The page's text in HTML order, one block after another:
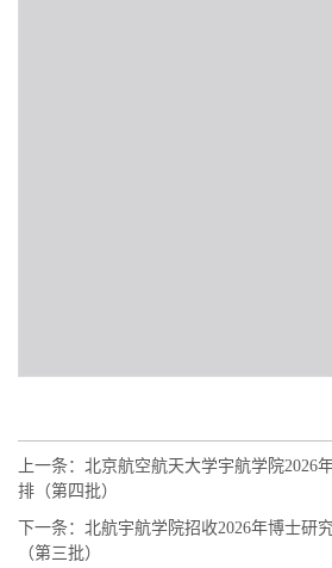
上一条： 北京航空航天大学宇航学院2026
排（第四批）
下一条： 北航宇航学院招收2026年博士研
（第三批）